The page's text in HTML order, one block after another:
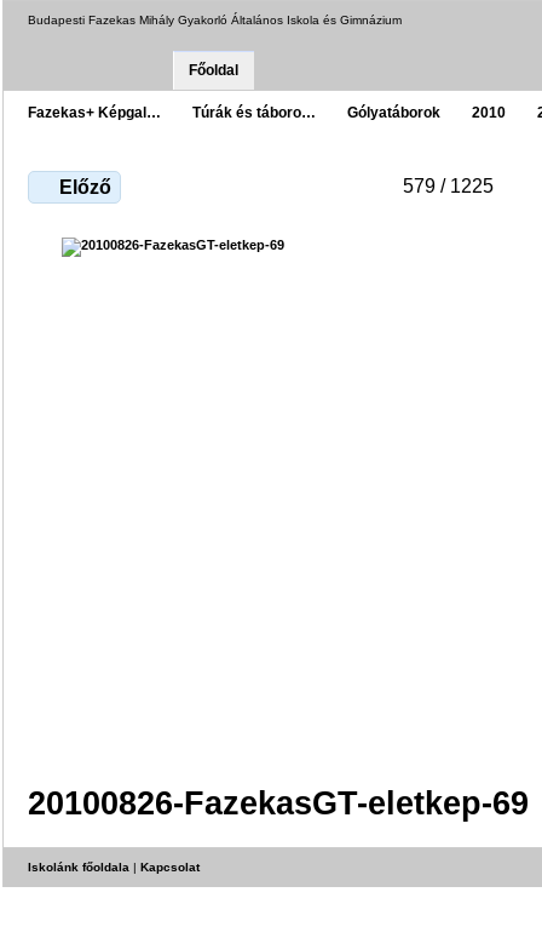
Budapesti Fazekas Mihály Gyakorló Általános Iskola és Gimnázium
Főoldal
Fazekas+ Képgal… Túrák és táboro… Gólyatáborok 2010
Előző 579 / 1225
20100826-FazekasGT-eletkep-69
Iskolánk főoldala | Kapcsolat